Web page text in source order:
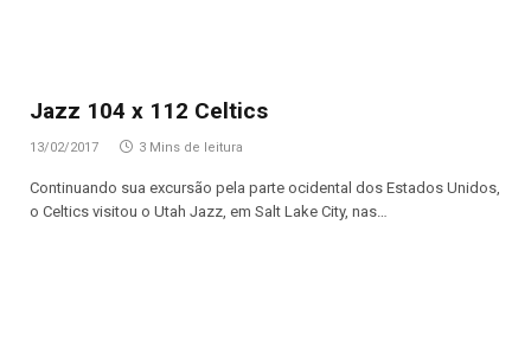
Jazz 104 x 112 Celtics
13/02/2017 3 Mins de leitura
Continuando sua excursão pela parte ocidental dos Estados Unidos,
o Celtics visitou o Utah Jazz, em Salt Lake City, nas…